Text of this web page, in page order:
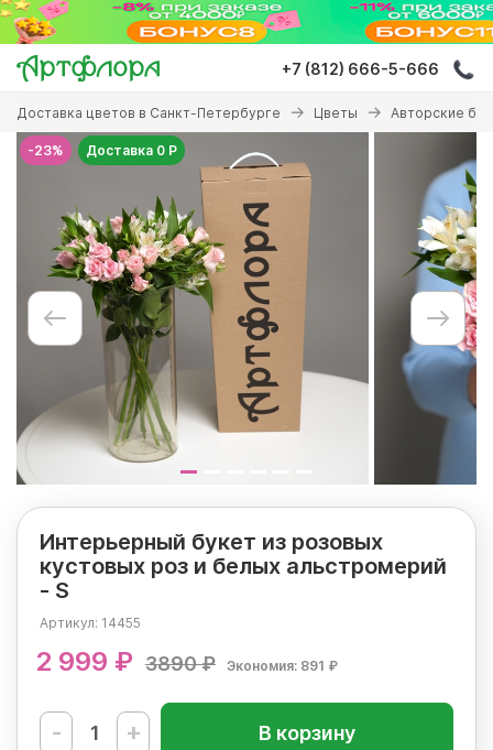
Перейти
основному
содержанию
+7 (812) 666-5-666
Вы
здесь
Доставка цветов в Санкт-Петербурге Цветы Авторские
-23% Доставка 0 Р
Интерьерный букет из розовых
кустовых роз и белых альстромерий
- S
Артикул: 14455
2 999 ₽ 3890 ₽ Экономия: 891 ₽
- + В корзину